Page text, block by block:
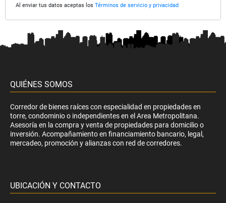
Al enviar tus datos aceptas los Términos de servicio y privacidad
QUIÉNES SOMOS
Corredor de bienes raíces con especialidad en propiedades en
torre, condominio o independientes en el Area Metropolitana.
Asesoría en la compra y venta de propiedades para domicilio o
inversión. Acompañamiento en financiamiento bancario, legal,
mercadeo, promoción y alianzas con red de corredores.
UBICACIÓN Y CONTACTO